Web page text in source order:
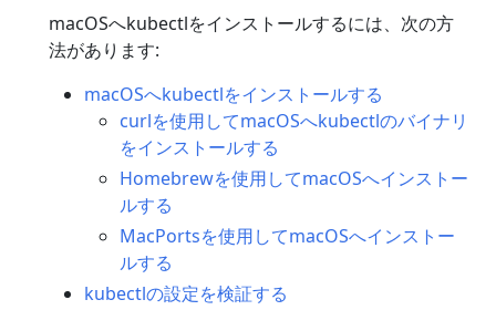
macOSへkubectlをインストールするには、次の方
法があります:
macOSへkubectlをインストールする
curlを使用してmacOSへkubectlのバイナリ
をインストールする
Homebrewを使用してmacOSへインストー
ルする
MacPortsを使用してmacOSへインストー
ルする
kubectlの設定を検証する